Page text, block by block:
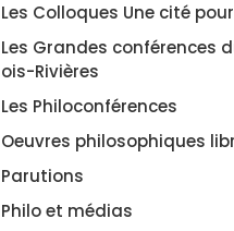
Les Colloques Une cité
Les Grandes conférences
Rivières
Les Philoconférences
Oeuvres philosophiques
Parutions
Philo et médias